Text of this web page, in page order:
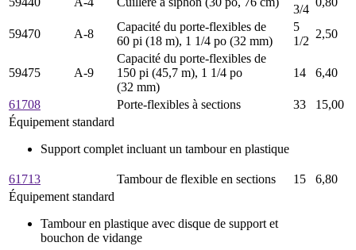
3/4
59470 A-8
Capacité du porte-flexibles de
60 pi (18 m), 1 1/4 po (32 mm)
5
1/2
2,50
59475 A-9
Capacité du porte-flexibles de
150 pi (45,7 m), 1 1/4 po
(32 mm)
14 6,40
61708 Porte-flexibles à sections 33
15,00
Équipement standard
Support complet incluant un tambour en plastique
61713 Tambour de flexible en sections 15
6,80
Équipement standard
Tambour en plastique avec disque de support et
bouchon de vidange